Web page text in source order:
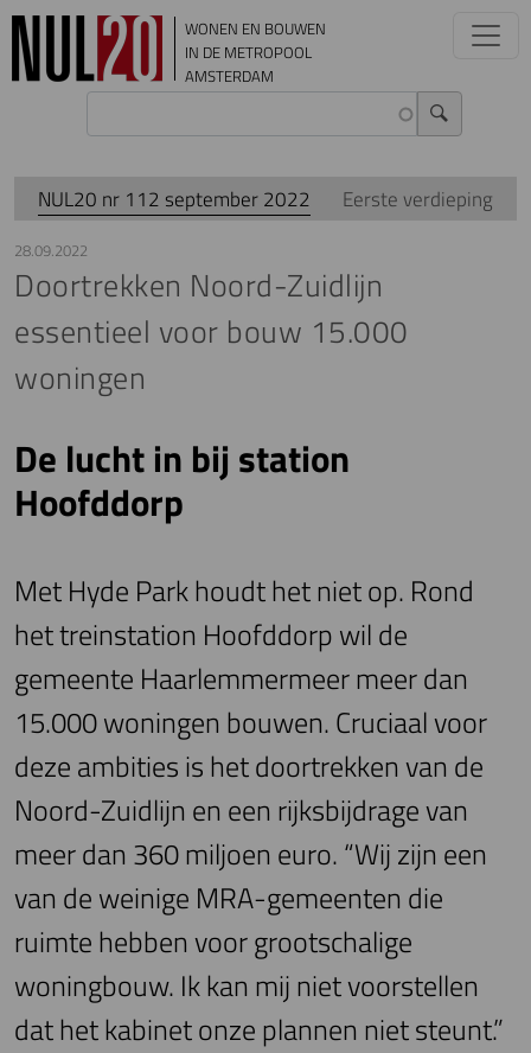
Overslaan en naar de inhoud gaan
WONEN EN BOUWEN
IN DE METROPOOL
AMSTERDAM
NUL20 nr 112 september 2022 Eerste verdieping
28.09.2022
Doortrekken Noord-Zuidlijn
essentieel voor bouw 15.000
woningen
De lucht in bij station
Hoofddorp
Met Hyde Park houdt het niet op. Rond
het treinstation Hoofddorp wil de
gemeente Haarlemmermeer meer dan
15.000 woningen bouwen. Cruciaal voor
deze ambities is het doortrekken van de
Noord-Zuidlijn en een rijksbijdrage van
meer dan 360 miljoen euro. “Wij zijn een
van de weinige MRA-gemeenten die
ruimte hebben voor grootschalige
woningbouw. Ik kan mij niet voorstellen
dat het kabinet onze plannen niet steunt.”